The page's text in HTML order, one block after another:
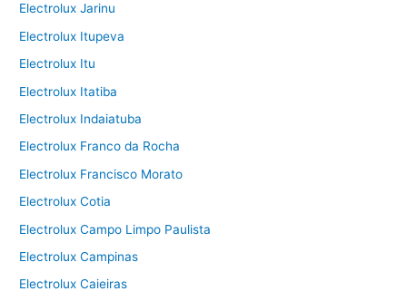
Electrolux Jarinu
Electrolux Itupeva
Electrolux Itu
Electrolux Itatiba
Electrolux Indaiatuba
Electrolux Franco da Rocha
Electrolux Francisco Morato
Electrolux Cotia
Electrolux Campo Limpo Paulista
Electrolux Campinas
Electrolux Caieiras